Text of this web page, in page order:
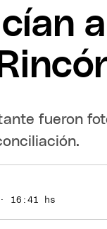
fueron
16:41 hs